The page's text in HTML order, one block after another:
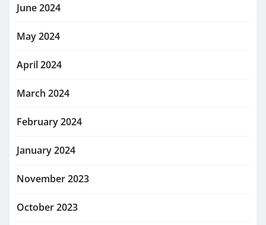
June 2024
May 2024
April 2024
March 2024
February 2024
January 2024
November 2023
October 2023